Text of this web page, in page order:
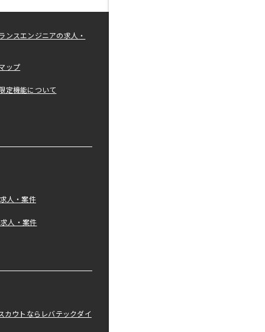
ンスエンジニアの求人・
ップ
定機能について
人・案件
人・案件
カウトならレバテックダイ